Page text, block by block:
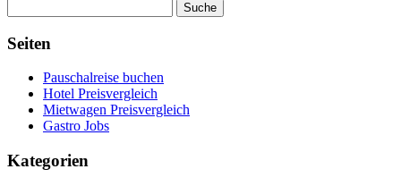
Suche
Seiten
Pauschalreise buchen
Hotel Preisvergleich
Mietwagen Preisvergleich
Gastro Jobs
Kategorien